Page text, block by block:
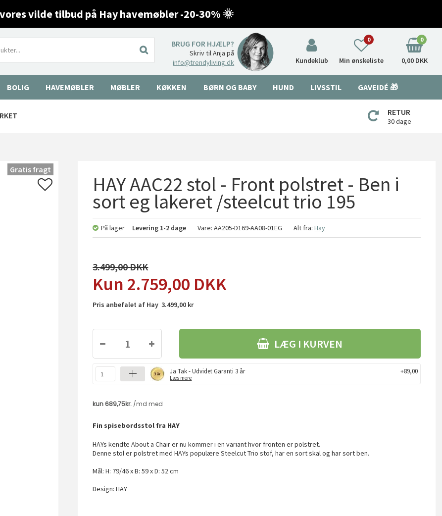
vilde tilbud på Hay havemøbler -20-30% 🌞
BRUG FOR HJÆLP?
Skriv til Anja på
info@trendyliving.dk
Kundeklub Min ønskeliste
0 0
0,00 DKK
BOLIG HAVEMØBLER MØBLER KØKKEN BØRN OG BABY HUND LIVSSTIL GAVEIDÉ 🎁
RETUR
30 dage
Gratis fragt
HAY AAC22 stol - Front polstret - Ben i
sort eg lakeret /steelcut trio 195
På lager Levering 1-2 dage Vare:AA205-D169-AA08-01EG Alt fra:Hay
3.499,00
2.759,00 DKK
Pris anbefalet af Hay 3.499,00 kr
LÆG I KURVEN
Ja Tak - Udvidet Garanti 3 år
Læs mere
+89,00
Fin spisebordsstol fra HAY
HAYs kendte About a Chair er nu kommer i en variant hvor fronten er polstret.
Denne stol er polstret med HAYs populære Steelcut Trio stof, har en sort skal og har sort ben.
Mål: H: 79/46 x B: 59 x D: 52 cm
Design: HAY